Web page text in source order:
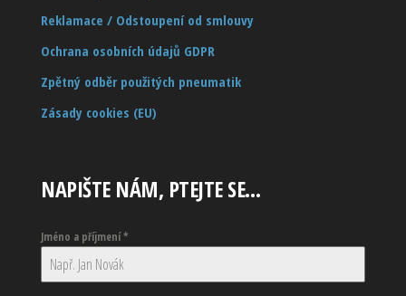
Reklamace / Odstoupení od smlouvy
Ochrana osobních údajů GDPR
Zpětný odběr použitých pneumatik
Zásady cookies (EU)
NAPIŠTE NÁM, PTEJTE SE…
Jméno a příjmení*